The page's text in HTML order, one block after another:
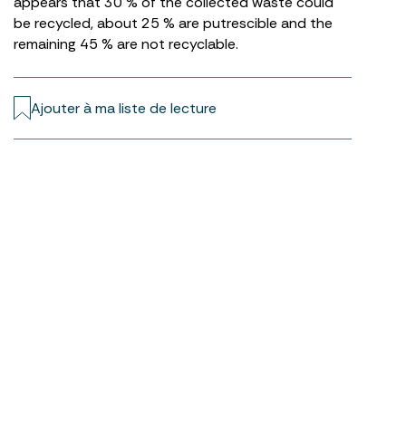
be recycled, about 25 % are putrescible and the
remaining 45 % are not recyclable.
Ajouter à ma liste de lecture